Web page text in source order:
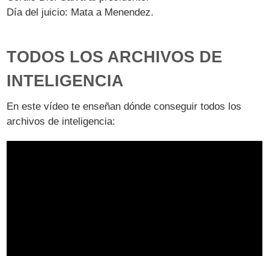
Día del juicio: Mata a Menendez.
TODOS LOS ARCHIVOS DE
INTELIGENCIA
En este vídeo te enseñan dónde conseguir todos los
archivos de inteligencia: